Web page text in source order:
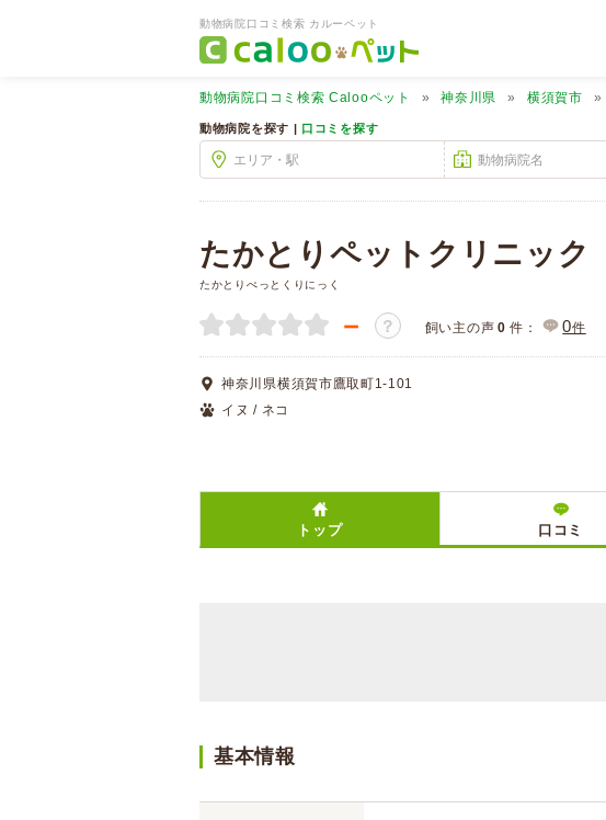
動物病院口コミ検索 カルーペット
動物病院口コミ検索 Calooペット 神奈川県 横須賀市
動物病院を探す | 口コミを探す
たかとりペットクリニック
たかとりぺっとくりにっく
－ ？ 飼い主の声 0 件： 0件
神奈川県横須賀市鷹取町1-101
イヌ / ネコ
トップ 口コミ
基本情報